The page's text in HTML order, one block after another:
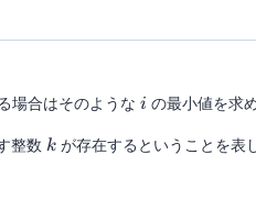
場合はそのようなi
i の最小値を求
整数 k
k が存在するということを表